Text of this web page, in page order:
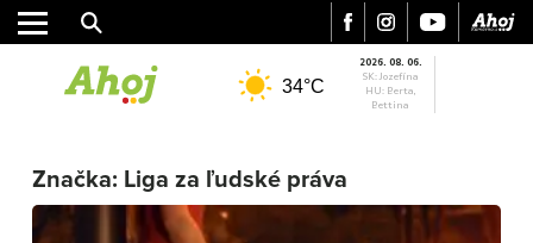
REGIÓN
34°C
2026. 08. 06.
SK: Jozefína
HU: Berta,
Bettina
Značka: Liga za ľudské práva